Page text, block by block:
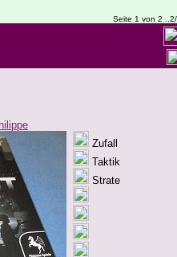
Seite 1 von 2
Zufall
Taktik
Strate